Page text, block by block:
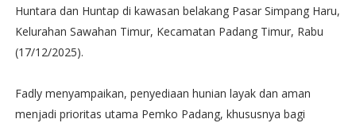
Huntara dan Huntap di kawasan belakang Pasar Simpang Haru,
Kelurahan Sawahan Timur, Kecamatan Padang Timur, Rabu
(17/12/2025).
Fadly menyampaikan, penyediaan hunian layak dan aman
menjadi prioritas utama Pemko Padang, khususnya bagi